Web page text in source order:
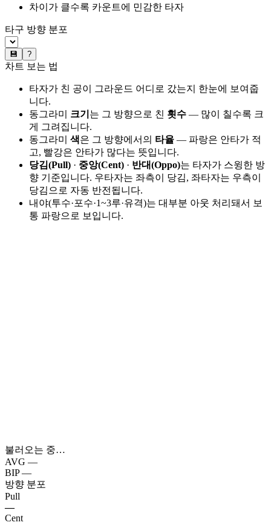
차이가 클수록 카운트에 민감한 타자
타구 방향 분포
💾 ?
차트 보는 법
타자가 친 공이 그라운드 어디로 갔는지 한눈에 보여줍
니다.
동그라미 크기 는 그 방향으로 친 횟수 — 많이 칠수록 크
게 그려집니다.
동그라미 색은 그 방향에서의 타율 — 파랑은 안타가 적
고, 빨강은 안타가 많다는 뜻입니다.
당김(Pull) · 중앙(Cent) · 반대(Oppo)는 타자가 스윙한 방
향 기준입니다. 우타자는 좌측이 당김, 좌타자는 우측이
당김으로 자동 반전됩니다.
내야(투수·포수·1~3루·유격)는 대부분 아웃 처리돼서 보
통 파랑으로 보입니다.
불러오는 중…
AVG —
BIP —
방향 분포
Pull
—
Cent